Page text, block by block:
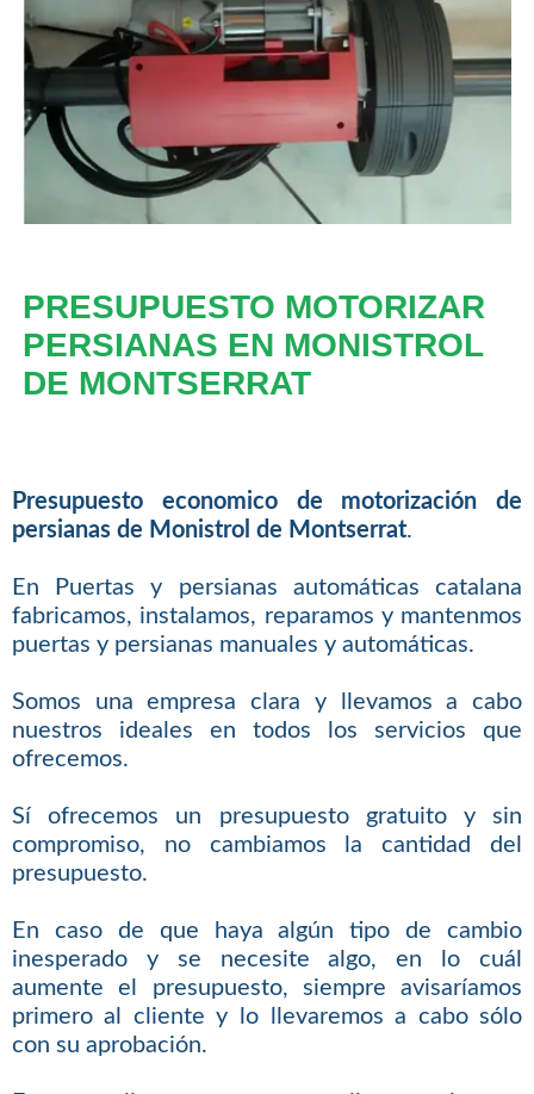
PRESUPUESTO MOTORIZAR
PERSIANAS EN MONISTROL
DE MONTSERRAT
Presupuesto economico de motorización de
persianas de Monistrol de Montserrat.
En Puertas y persianas automáticas catalana
fabricamos, instalamos, reparamos y mantenmos
puertas y persianas manuales y automáticas.
Somos una empresa clara y llevamos a cabo
nuestros ideales en todos los servicios que
ofrecemos.
Sí ofrecemos un presupuesto gratuito y sin
compromiso, no cambiamos la cantidad del
presupuesto.
En caso de que haya algún tipo de cambio
inesperado y se necesite algo, en lo cuál
aumente el presupuesto, siempre avisaríamos
primero al cliente y lo llevaremos a cabo sólo
con su aprobación.